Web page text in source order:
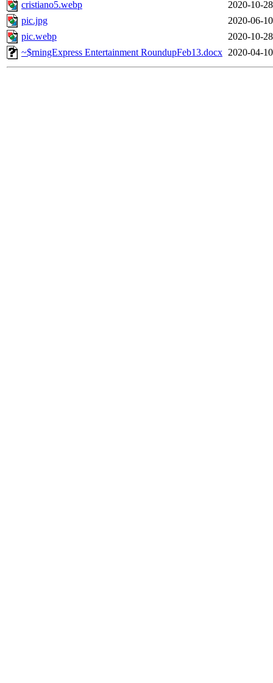
cristiano5.webp
2020-10-
pic.jpg
2020-06-
pic.webp
2020-10-
~$rningExpress Entertainment RoundupFeb13.docx 2020-04-